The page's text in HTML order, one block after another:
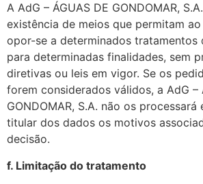
A AdG – ÁGUAS DE GONDOMAR,
existência de meios que permitam
opor-se a determinados tratamentos
para determinadas finalidades, sem
diretivas ou leis em vigor. Se os
forem considerados válidos, a AdG –
GONDOMAR, S.A. não os
titular dos dados os motivos
decisão.
f. Limitação do tratamento